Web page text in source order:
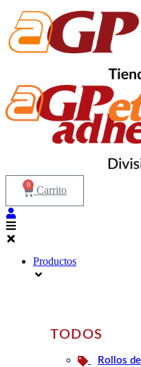
contenido
0 Carrito
Productos
TODOS
Rollos